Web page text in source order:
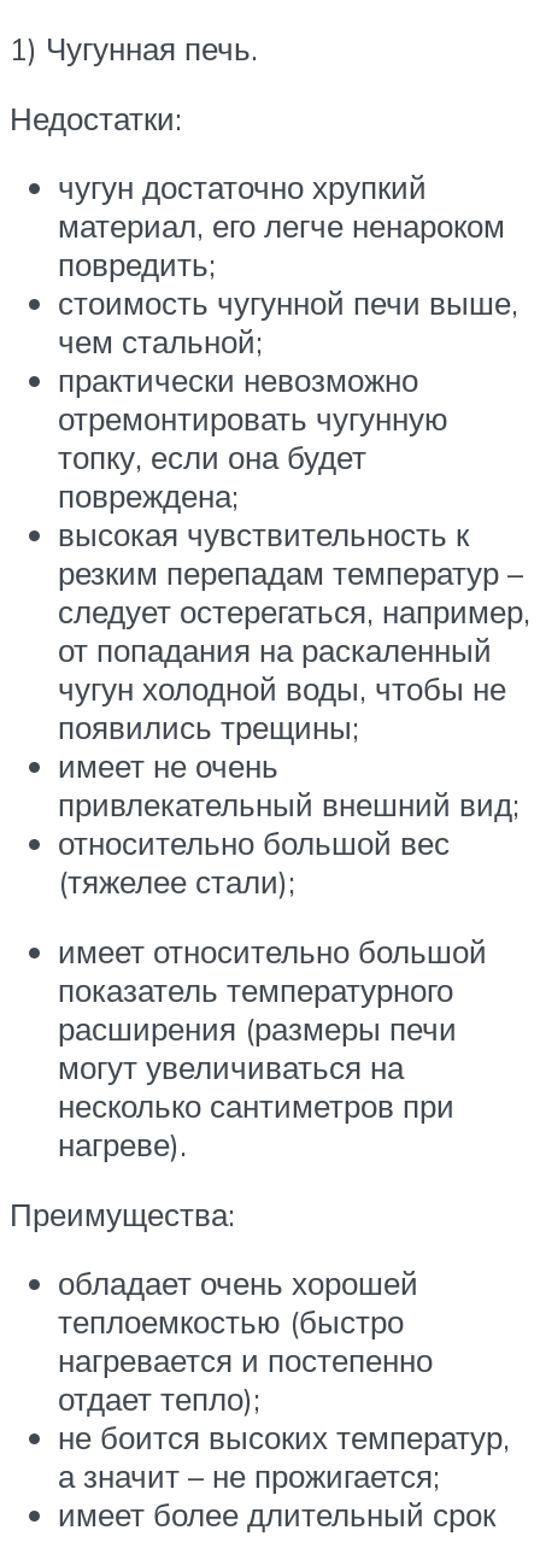
1) Чугунная печь.
Недостатки:
чугун достаточно хрупкий
материал, его легче ненароком
повредить;
стоимость чугунной печи выше,
чем стальной;
практически невозможно
отремонтировать чугунную
топку, если она будет
повреждена;
высокая чувствительность к
резким перепадам температур –
следует остерегаться, например,
от попадания на раскаленный
чугун холодной воды, чтобы не
появились трещины;
имеет не очень
привлекательный внешний вид;
относительно большой вес
(тяжелее стали);
имеет относительно большой
показатель температурного
расширения (размеры печи
могут увеличиваться на
несколько сантиметров при
нагреве).
Преимущества:
обладает очень хорошей
теплоемкостью (быстро
нагревается и постепенно
отдает тепло);
не боится высоких температур,
а значит – не прожигается;
имеет более длительный срок